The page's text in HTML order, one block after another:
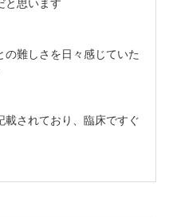
対策
知して対処したいもの
瘍／眼圧上昇／ナトリウ
と思います
難しさを日々感じていた
載されており、臨床ですぐ